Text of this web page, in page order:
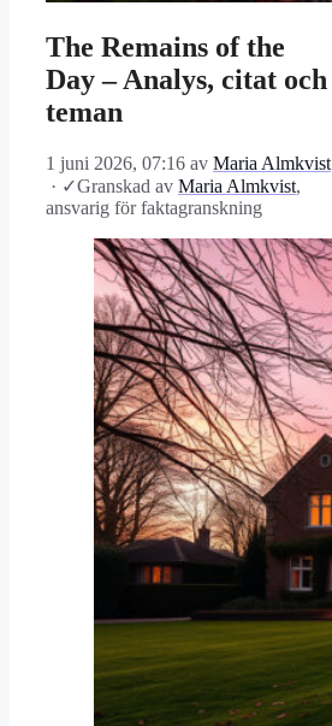
The Remains of the
Day – Analys, citat och
teman
1 juni 2026, 07:16 av Maria Almkvist
· ✓Granskad av Maria Almkvist,
ansvarig för faktagranskning